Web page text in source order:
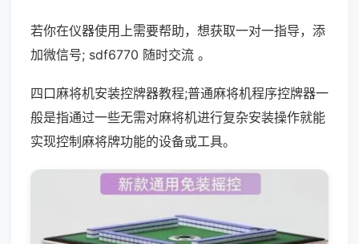
若你在仪器使用上需要帮助，想获取一对一指导，添
加微信号; sdf6770 随时交流 。
四口麻将机安装控牌器教程;普通麻将机程序控牌器一
般是指通过一些无需对麻将机进行复杂安装操作就能
实现控制麻将牌功能的设备或工具。